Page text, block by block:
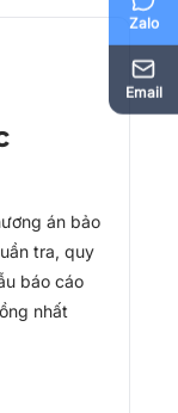
Zalo
Email
án bảo
tra, quy
báo cáo
nhất